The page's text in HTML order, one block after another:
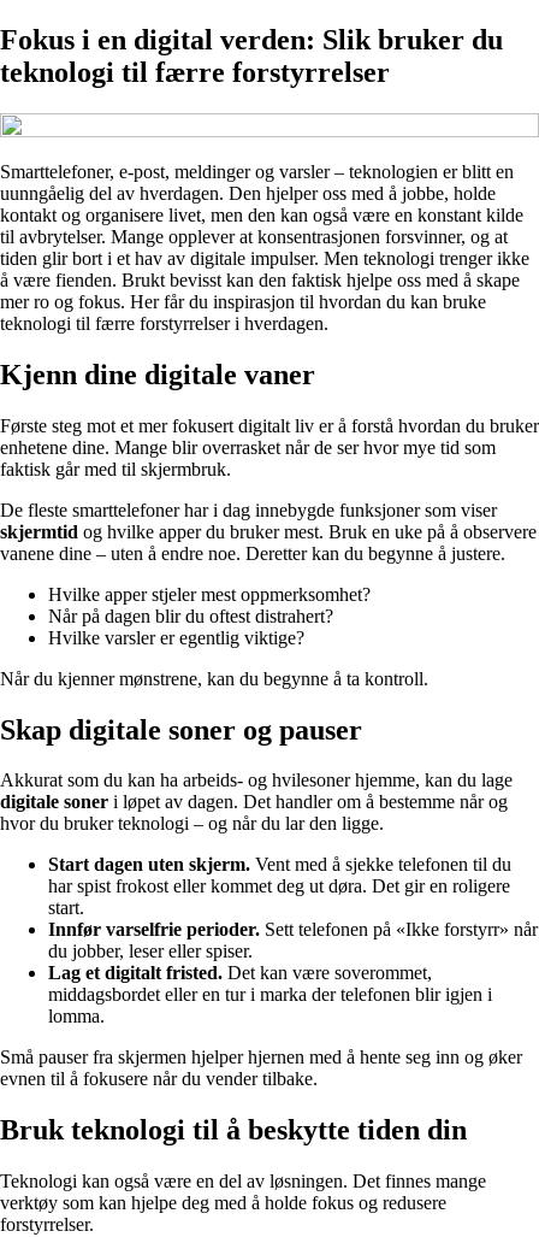
Fokus i en digital verden: Slik bruker du
teknologi til færre forstyrrelser
Smarttelefoner, e‑post, meldinger og varsler – teknologien er blitt en
uunngåelig del av hverdagen. Den hjelper oss med å jobbe, holde
kontakt og organisere livet, men den kan også være en konstant kilde
til avbrytelser. Mange opplever at konsentrasjonen forsvinner, og at
tiden glir bort i et hav av digitale impulser. Men teknologi trenger ikke
å være fienden. Brukt bevisst kan den faktisk hjelpe oss med å skape
mer ro og fokus. Her får du inspirasjon til hvordan du kan bruke
teknologi til færre forstyrrelser i hverdagen.
Kjenn dine digitale vaner
Første steg mot et mer fokusert digitalt liv er å forstå hvordan du bruker
enhetene dine. Mange blir overrasket når de ser hvor mye tid som
faktisk går med til skjermbruk.
De fleste smarttelefoner har i dag innebygde funksjoner som viser
skjermtid og hvilke apper du bruker mest. Bruk en uke på å observere
vanene dine – uten å endre noe. Deretter kan du begynne å justere.
Hvilke apper stjeler mest oppmerksomhet?
Når på dagen blir du oftest distrahert?
Hvilke varsler er egentlig viktige?
Når du kjenner mønstrene, kan du begynne å ta kontroll.
Skap digitale soner og pauser
Akkurat som du kan ha arbeids- og hvilesoner hjemme, kan du lage
digitale soner i løpet av dagen. Det handler om å bestemme når og
hvor du bruker teknologi – og når du lar den ligge.
Start dagen uten skjerm. Vent med å sjekke telefonen til du
har spist frokost eller kommet deg ut døra. Det gir en roligere
start.
Innfør varselfrie perioder. Sett telefonen på «Ikke forstyrr» når
du jobber, leser eller spiser.
Lag et digitalt fristed. Det kan være soverommet,
middagsbordet eller en tur i marka der telefonen blir igjen i
lomma.
Små pauser fra skjermen hjelper hjernen med å hente seg inn og øker
evnen til å fokusere når du vender tilbake.
Bruk teknologi til å beskytte tiden din
Teknologi kan også være en del av løsningen. Det finnes mange
verktøy som kan hjelpe deg med å holde fokus og redusere
forstyrrelser.